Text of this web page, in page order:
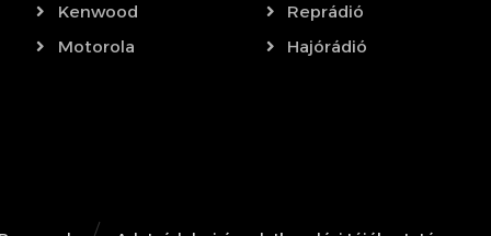
Kenwood
Motorola
Reprádió
Hajórádió